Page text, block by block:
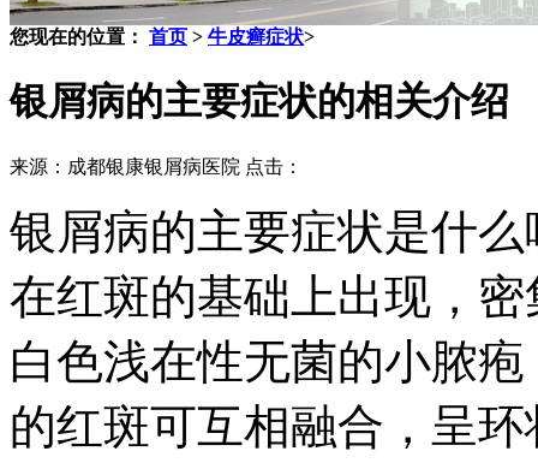
您现在的位置： 首页 > 牛皮癣症状>
银屑病的主要症状的相关介绍
来源：成都银康银屑病医院 点击：
银屑病的主要症状是什
在红斑的基础上出现，
白色浅在性无菌的小脓
的红斑可互相融合，呈